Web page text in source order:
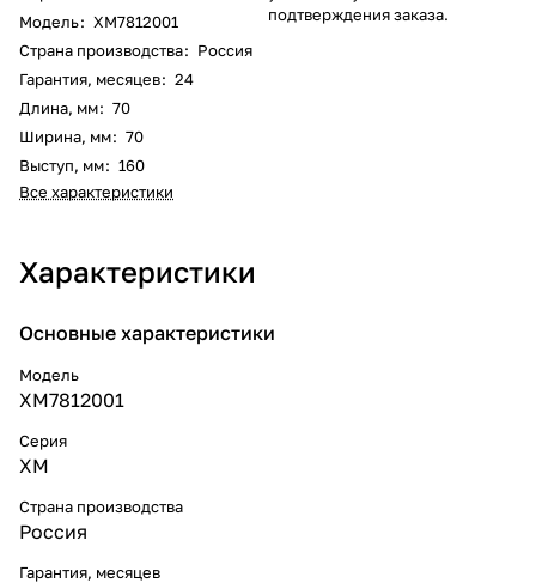
Модель: XM7812001
Страна производства: Россия
Гарантия, месяцев: 24
Длина, мм: 70
Ширина, мм: 70
Выступ, мм: 160
Все характеристики
подтверждения заказа.
Характеристики
Основные характеристики
Модель
XM7812001
Серия
XM
Страна производства
Россия
Гарантия, месяцев